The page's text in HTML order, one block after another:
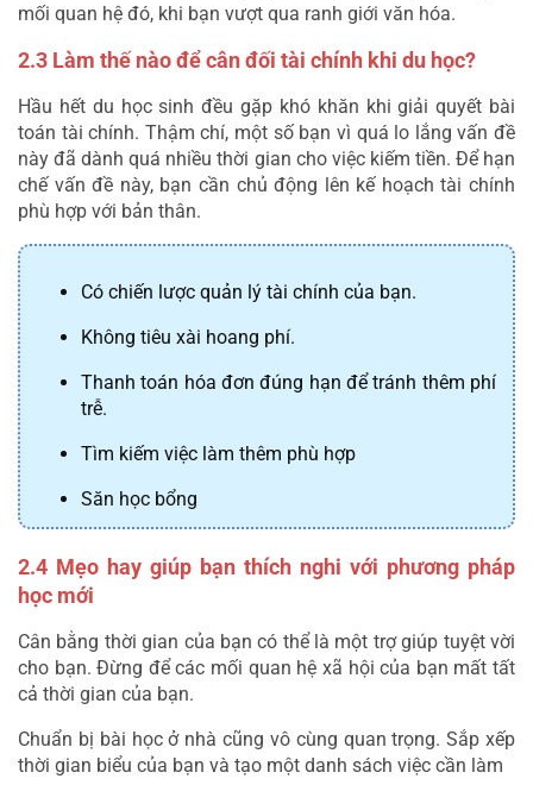
mối quan hệ đó, khi bạn vượt qua ranh giới văn hóa.
2.3 Làm thế nào để cân đối tài chính khi du học?
Hầu hết du học sinh đều gặp khó khăn khi giải quyết bài
toán tài chính. Thậm chí, một số bạn vì quá lo lắng vấn đề
này đã dành quá nhiều thời gian cho việc kiếm tiền. Để hạn
chế vấn đề này, bạn cần chủ động lên kế hoạch tài chính
phù hợp với bản thân.
Có chiến lược quản lý tài chính của bạn.
Không tiêu xài hoang phí.
Thanh toán hóa đơn đúng hạn để tránh thêm phí
trễ.
Tìm kiếm việc làm thêm phù hợp
Săn học bổng
2.4 Mẹo hay giúp bạn thích nghi với phương pháp
học mới
Cân bằng thời gian của bạn có thể là một trợ giúp tuyệt vời
cho bạn. Đừng để các mối quan hệ xã hội của bạn mất tất
cả thời gian của bạn.
Chuẩn bị bài học ở nhà cũng vô cùng quan trọng. Sắp xếp
thời gian biểu của bạn và tạo một danh sách việc cần làm